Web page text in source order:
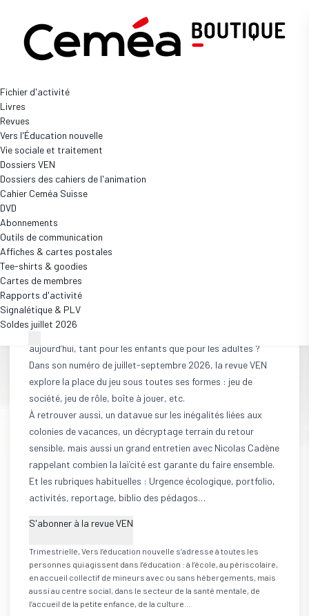
Fichier d'activité
Livres
Revues
Vers l'Éducation nouvelle
Vie sociale et traitement
Dossiers VEN
Dossiers des cahiers de l'animation
Cahier Ceméa Suisse
DVD
Abonnements
Outils de communication
Affiches & cartes postales
Tee-shirts & goodies
Cartes de membres
Rapports d'activité
Signalétique & PLV
Soldes juillet 2026
10,00 €
Disponibilité
En stock
Qui n’a jamais joué ? Le jeu, une activité́ tellement évidente
qu’on oublie parfois combien elle est constitutive du
développement de l’individu et de la relation à l’autre.
Atemporel, mais non-figé, quel est l’apport du jeu
aujourd’hui, tant pour les enfants que pour les adultes ?
Dans son numéro de juillet-septembre 2026, la revue VEN
explore la place du jeu sous toutes ses formes : jeu de
société, jeu de rôle, boîte à jouer, etc.
À retrouver aussi, un datavue sur les inégalités liées aux
colonies de vacances, un décryptage terrain du retour
sensible, mais aussi un grand entretien avec Nicolas Cadène
rappelant combien la laïcité est garante du faire ensemble.
Et les rubriques habituelles : Urgence écologique, portfolio,
activités, reportage, biblio des pédagos…
S'abonner à la revue VEN
Trimestrielle, Vers l’éducation nouvelle s’adresse à toutes les
personnes qui agissent dans l’éducation : à l’école, au périscolaire,
en accueil collectif de mineurs avec ou sans hébergements, mais
aussi au centre social, dans le secteur de la santé mentale, de
l’accueil de la petite enfance, de la culture…